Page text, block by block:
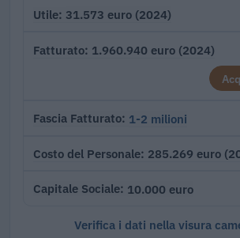
Utile 31.573 euro (2024)
Fatturato 1.960.940 euro (2024)
Fascia Fatturato 1-2 milioni
Costo del Personale 285.269 euro
Capitale Sociale 10.000 euro
Verifica i dati nella visura